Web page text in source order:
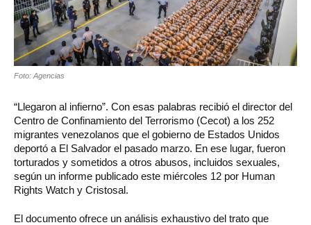
Foto: Agencias
“Llegaron al infierno”. Con esas palabras recibió el director del
Centro de Confinamiento del Terrorismo (Cecot) a los 252
migrantes venezolanos que el gobierno de Estados Unidos
deportó a El Salvador el pasado marzo. En ese lugar, fueron
torturados y sometidos a otros abusos, incluidos sexuales,
según un informe publicado este miércoles 12 por Human
Rights Watch y Cristosal.
El documento ofrece un análisis exhaustivo del trato que